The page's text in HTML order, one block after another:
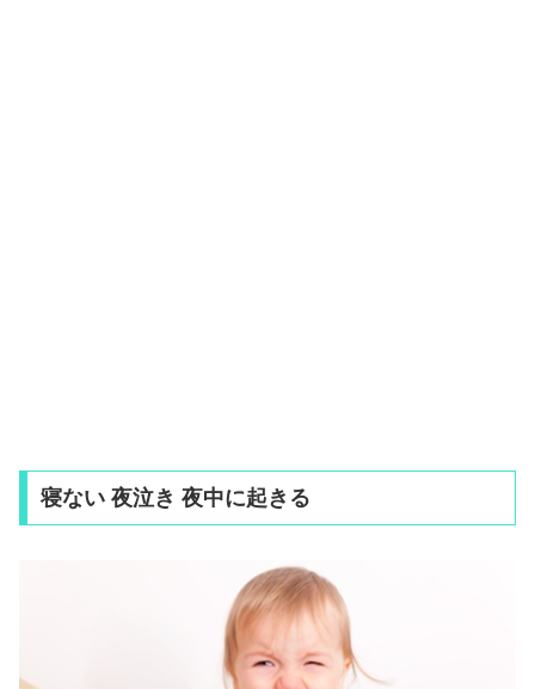
寝ない 夜泣き 夜中に起きる